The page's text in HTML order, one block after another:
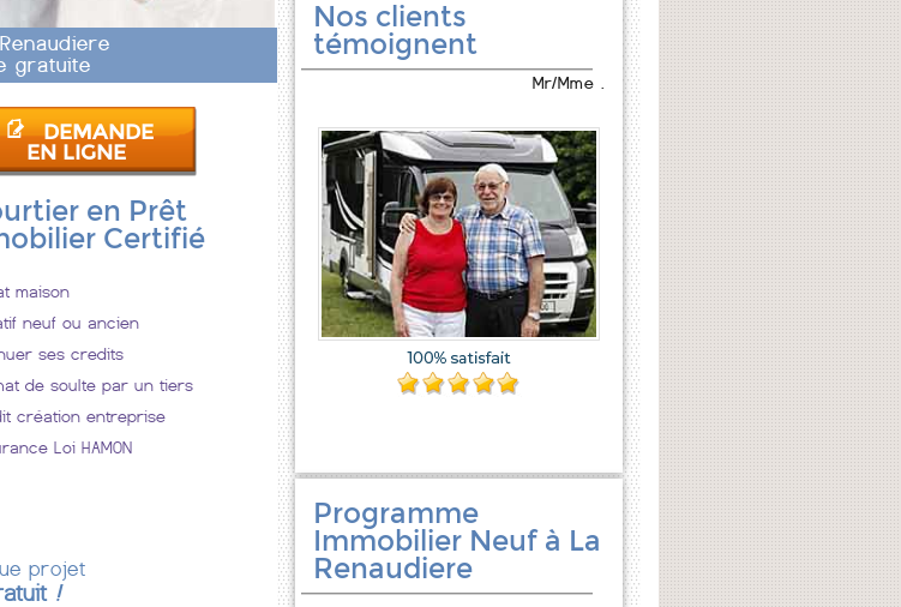
gratuite
DEMANDE
EN LIGNE
en Prêt
Certifié
maison
neuf ou ancien
ses credits
de soulte par un tiers
création entreprise
Loi HAMON
projet
!
Nos clients
témoignent
Mr/Mme .
Programme
Immobilier Neuf à La
Renaudiere